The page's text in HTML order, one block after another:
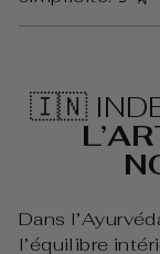
🇮🇳
Dans
l’équilibre